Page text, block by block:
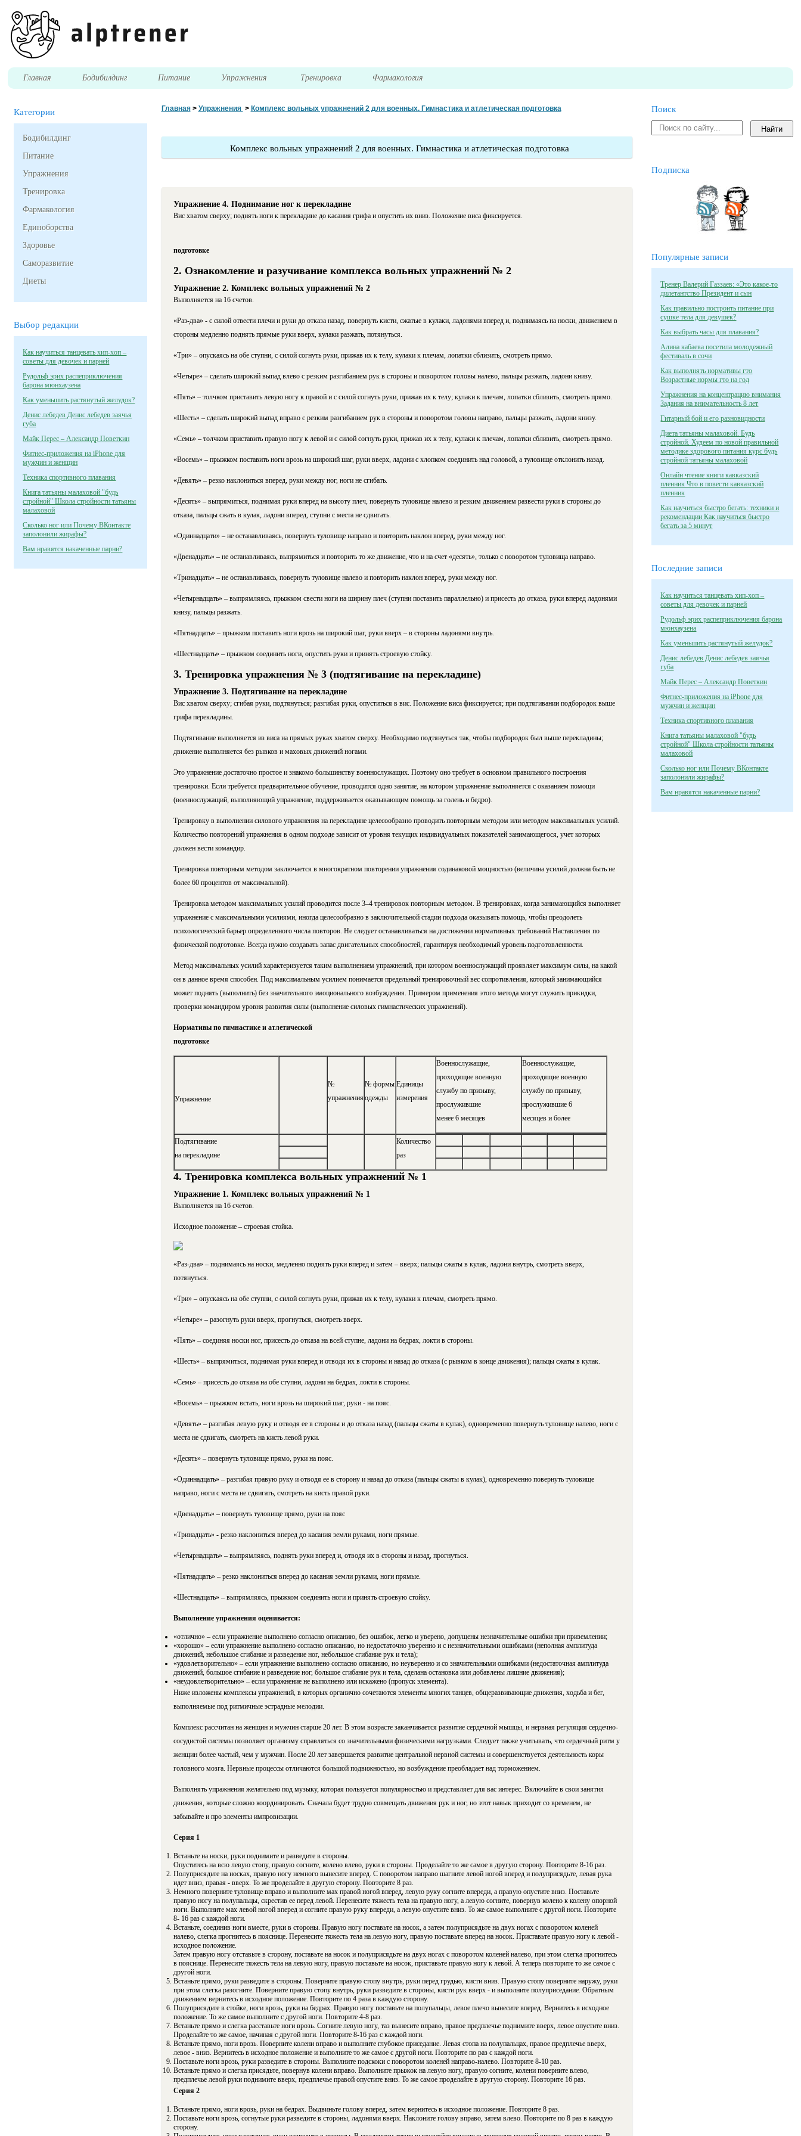
Главная Бодибилдинг Питание Упражнения Тренировка Фармакология
Категории
Бодибилдинг
Питание
Упражнения
Тренировка
Фармакология
Единоборства
Здоровье
Саморазвитие
Диеты
Выбор редакции
Как научиться танцевать хип-хоп –
советы для девочек и парней
Рудольф эрих распеприключения
барона мюнхаузена
Как уменьшить растянутый желудок?
Денис лебедев Денис лебедев заячья
губа
Майк Перес – Александр Поветкин
Фитнес-приложения на iPhone для
мужчин и женщин
Техника спортивного плавания
Книга татьяны малаховой "будь
стройной" Школа стройности татьяны
малаховой
Сколько ног или Почему ВКонтакте
заполонили жирафы?
Вам нравятся накаченные парни?
Главная> Упражнения > Комплекс вольных упражнений 2 для военных. Гимнастика и атлетическая подготовка
Комплекс вольных упражнений 2 для военных. Гимнастика и атлетическая подготовка
Упражнение 4. Поднимание ног к перекладине
Вис хватом сверху; поднять ноги к перекладине до касания грифа и опустить их вниз. Положение виса фиксируется.
подготовке
2. Ознакомление и разучивание комплекса вольных упражнений № 2
Упражнение 2. Комплекс вольных упражнений № 2
Выполняется на 16 счетов.
«Раз-два» - с силой отвести плечи и руки до отказа назад, повернуть кисти, сжатые в кулаки, ладонями вперед и, поднимаясь на носки, движением в
стороны медленно поднять прямые руки вверх, кулаки разжать, потянуться.
«Три» – опускаясь на обе ступни, с силой согнуть руки, прижав их к телу, кулаки к плечам, лопатки сблизить, смотреть прямо.
«Четыре» – сделать широкий выпад влево с резким разгибанием рук в стороны и поворотом головы налево, пальцы разжать, ладони книзу.
«Пять» – толчком приставить левую ногу к правой и с силой согнуть руки, прижав их к телу; кулаки к плечам, лопатки сблизить, смотреть прямо.
«Шесть» – сделать широкий выпад вправо с резким разгибанием рук в стороны и поворотом головы направо, пальцы разжать, ладони книзу.
«Семь» – толчком приставить правую ногу к левой и с силой согнуть руки, прижав их к телу, кулаки к плечам, лопатки сблизить, смотреть прямо.
«Восемь» – прыжком поставить ноги врозь на широкий шаг, руки вверх, ладони с хлопком соединить над головой, а туловище отклонить назад.
«Девять» – резко наклониться вперед, руки между ног, ноги не сгибать.
«Десять» – выпрямиться, поднимая руки вперед на высоту плеч, повернуть туловище налево и резким движением развести руки в стороны до
отказа, пальцы сжать в кулак, ладони вперед, ступни с места не сдвигать.
«Одиннадцати» – не останавливаясь, повернуть туловище направо и повторить наклон вперед, руки между ног.
«Двенадцать» – не останавливаясь, выпрямиться и повторить то же движение, что и на счет «десять», только с поворотом туловища направо.
«Тринадцать» – не останавливаясь, повернуть туловище налево и повторить наклон вперед, руки между ног.
«Четырнадцать» – выпрямляясь, прыжком свести ноги на ширину плеч (ступни поставить параллельно) и присесть до отказа, руки вперед ладонями
книзу, пальцы разжать.
«Пятнадцать» – прыжком поставить ноги врозь на широкий шаг, руки вверх – в стороны ладонями внутрь.
«Шестнадцать» – прыжком соединить ноги, опустить руки и принять строевую стойку.
3. Тренировка упражнения № 3 (подтягивание на перекладине)
Упражнение 3. Подтягивание на перекладине
Вис хватом сверху; сгибая руки, подтянуться; разгибая руки, опуститься в вис. Положение виса фиксируется; при подтягивании подбородок выше
грифа перекладины.
Подтягивание выполняется из виса на прямых руках хватом сверху. Необходимо подтянуться так, чтобы подбородок был выше перекладины;
движение выполняется без рывков и маховых движений ногами.
Это упражнение достаточно простое и знакомо большинству военнослужащих. Поэтому оно требует в основном правильного построения
тренировки. Если требуется предварительное обучение, проводится одно занятие, на котором упражнение выполняется с оказанием помощи
(военнослужащий, выполняющий упражнение, поддерживается оказывающим помощь за голень и бедро).
Тренировку в выполнении силового упражнения на перекладине целесообразно проводить повторным методом или методом максимальных усилий.
Количество повторений упражнения в одном подходе зависит от уровня текущих индивидуальных показателей занимающегося, учет которых
должен вести командир.
Тренировка повторным методом заключается в многократном повторении упражнения содинаковой мощностью (величина усилий должна быть не
более 60 процентов от максимальной).
Тренировка методом максимальных усилий проводится после 3–4 тренировок повторным методом. В тренировках, когда занимающийся выполняет
упражнение с максимальными усилиями, иногда целесообразно в заключительной стадии подхода оказывать помощь, чтобы преодолеть
психологический барьер определенного числа повторов. Не следует останавливаться на достижении нормативных требований Наставления по
физической подготовке. Всегда нужно создавать запас двигательных способностей, гарантируя необходимый уровень подготовленности.
Метод максимальных усилий характеризуется таким выполнением упражнений, при котором военнослужащий проявляет максимум силы, на какой
он в данное время способен. Под максимальным усилием понимается предельный тренировочный вес сопротивления, который занимающийся
может поднять (выполнить) без значительного эмоционального возбуждения. Примером применения этого метода могут служить прикидки,
проверки командиром уровня развития силы (выполнение силовых гимнастических упражнений).
Нормативы по гимнастике и атлетической
подготовке
Упражнение
№
упражнения
№ формы
одежды
Единицы
измерения
Военнослужащие,
проходящие военную
службу по призыву,
прослужившие
менее 6 месяцев
Военнослужащие,
проходящие военную
службу по призыву,
прослужившие 6
месяцев и более
Подтягивание
на перекладине
Количество
раз
4. Тренировка комплекса вольных упражнений № 1
Упражнение 1. Комплекс вольных упражнений № 1
Выполняется на 16 счетов.
Исходное положение – строевая стойка.
«Раз-два» – поднимаясь на носки, медленно поднять руки вперед и затем – вверх; пальцы сжаты в кулак, ладони внутрь, смотреть вверх,
потянуться.
«Три» – опускаясь на обе ступни, с силой согнуть руки, прижав их к телу, кулаки к плечам, смотреть прямо.
«Четыре» – разогнуть руки вверх, прогнуться, смотреть вверх.
«Пять» – соединяя носки ног, присесть до отказа на всей ступне, ладони на бедрах, локти в стороны.
«Шесть» – выпрямиться, поднимая руки вперед и отводя их в стороны и назад до отказа (с рывком в конце движения); пальцы сжаты в кулак.
«Семь» – присесть до отказа на обе ступни, ладони на бедрах, локти в стороны.
«Восемь» – прыжком встать, ноги врозь на широкий шаг, руки - на пояс.
«Девять» – разгибая левую руку и отводя ее в стороны и до отказа назад (пальцы сжаты в кулак), одновременно повернуть туловище налево, ноги с
места не сдвигать, смотреть на кисть левой руки.
«Десять» – повернуть туловище прямо, руки на пояс.
«Одиннадцать» – разгибая правую руку и отводя ее в сторону и назад до отказа (пальцы сжаты в кулак), одновременно повернуть туловище
направо, ноги с места не сдвигать, смотреть на кисть правой руки.
«Двенадцать» – повернуть туловище прямо, руки на пояс
«Тринадцать» - резко наклониться вперед до касания земли руками, ноги прямые.
«Четырнадцать» – выпрямляясь, поднять руки вперед и, отводя их в стороны и назад, прогнуться.
«Пятнадцать» – резко наклониться вперед до касания земли руками, ноги прямые.
«Шестнадцать» – выпрямляясь, прыжком соединить ноги и принять строевую стойку.
Выполнение упражнения оценивается:
«отлично» – если упражнение выполнено согласно описанию, без ошибок, легко и уверено, допущены незначительные ошибки при приземлении;
«хорошо» – если упражнение выполнено согласно описанию, но недостаточно уверенно и с незначительными ошибками (неполная амплитуда
движений, небольшое сгибание и разведение ног, небольшое сгибание рук и тела);
«удовлетворительно» – если упражнение выполнено согласно описанию, но неуверенно и со значительными ошибками (недостаточная амплитуда
движений, большое сгибание и разведение ног, большое сгибание рук и тела, сделана остановка или добавлены лишние движения);
«неудовлетворительно» – если упражнение не выполнено или искажено (пропуск элемента).
Ниже изложены комплексы упражнений, в которых органично сочетаются элементы многих танцев, общеразвивающие движения, ходьба и бег,
выполняемые под ритмичные эстрадные мелодии.
Комплекс рассчитан на женщин и мужчин старше 20 лет. В этом возрасте заканчивается развитие сердечной мышцы, и нервная регуляция сердечно-
сосудистой системы позволяет организму справляться со значительными физическими нагрузками. Следует также учитывать, что сердечный ритм у
женщин более частый, чем у мужчин. После 20 лет завершается развитие центральной нервной системы и совершенствуется деятельность коры
головного мозга. Нервные процессы отличаются большой подвижностью, но возбуждение преобладает над торможением.
Выполнять упражнения желательно под музыку, которая пользуется популярностью и представляет для вас интерес. Включайте в свои занятия
движения, которые сложно координировать. Сначала будет трудно совмещать движения рук и ног, но этот навык приходит со временем, не
забывайте и про элементы импровизации.
Серия 1
Встаньте на носки, руки поднимите и разведите в стороны.
Опуститесь на всю левую стопу, правую согните, колено влево, руки в стороны. Проделайте то же самое в другую сторону. Повторите 8-16 раз.
Полуприсядьте на носках, правую ногу немного вынесите вперед. С поворотом направо шагните левой ногой вперед и полуприсядьте, левая рука
идет вниз, правая - вверх. То же проделайте в другую сторону. Повторите 8 раз.
Немного поверните туловище вправо и выполните мах правой ногой вперед, левую руку согните впереди, а правую опустите вниз. Поставьте
правую ногу на полупальцы, скрестив ее перед левой. Перенесите тяжесть тела на правую ногу, а левую согните, повернув колено к колену опорной
ноги. Выполните мах левой ногой вперед и согните правую руку впереди, а левую опустите вниз. То же самое выполните с другой ноги. Повторите
8- 16 раз с каждой ноги.
Встаньте, соединив ноги вместе, руки в стороны. Правую ногу поставьте на носок, а затем полуприсядьте на двух ногах с поворотом коленей
налево, слегка прогнитесь в пояснице. Перенесите тяжесть тела на левую ногу, правую поставьте вперед на носок. Приставьте правую ногу к левой -
исходное положение.
Затем правую ногу отставьте в сторону, поставьте на носок и полуприсядьте на двух ногах с поворотом коленей налево, при этом слегка прогнитесь
в пояснице. Перенесите тяжесть тела на левую ногу, правую поставьте на носок, приставьте правую ногу к левой. А теперь повторите то же самое с
другой ноги.
Встаньте прямо, руки разведите в стороны. Поверните правую стопу внутрь, руки перед грудью, кисти вниз. Правую стопу поверните наружу, руки
при этом слегка разогните. Поверните правую стопу внутрь, руки разведите в стороны, кисти рук вверх - и выполните полуприседание. Обратным
движением вернитесь в исходное положение. Повторите по 4 раза в каждую сторону.
Полуприсядьте в стойке, ноги врозь, руки на бедрах. Правую ногу поставьте на полупальцы, левое плечо вынесите вперед. Вернитесь в исходное
положение. То же самое выполните с другой ноги. Повторите 4-8 раз.
Встаньте прямо и слегка расставьте ноги врозь. Согните левую ногу, таз вынесите вправо, правое предплечье поднимите вверх, левое опустите вниз.
Проделайте то же самое, начиная с другой ноги. Повторите 8-16 раз с каждой ноги.
Встаньте прямо, ноги врозь. Поверните колени вправо и выполните глубокое приседание. Левая стопа на полупальцах, правое предплечье вверх,
левое - вниз. Вернитесь в исходное положение и выполните то же самое с другой ноги. Повторите по раз с каждой ноги.
Поставьте ноги врозь, руки разведите в стороны. Выполните подскоки с поворотом коленей направо-налево. Повторите 8-10 раз.
Встаньте прямо и слегка присядьте, повернув колени вправо. Выполните прыжок на левую ногу, правую согните, колени поверните влево,
предплечье левой руки поднимите вверх, предплечье правой опустите вниз. То же самое проделайте в другую сторону. Повторите 16 раз.
Серия 2
Встаньте прямо, ноги врозь, руки на бедрах. Выдвиньте голову вперед, затем вернитесь в исходное положение. Повторите 8 раз.
Поставьте ноги врозь, согнутые руки разведите в стороны, ладонями вверх. Наклоните голову вправо, затем влево. Повторите по 8 раз в каждую
сторону.
Поиск
Подписка
Популярные записи
Тренер Валерий Газзаев: «Это какое-то
дилетантство Президент и сын
Как правильно построить питание при
сушке тела для девушек?
Как выбрать часы для плавания?
Алина кабаева посетила молодежный
фестиваль в сочи
Как выполнять нормативы гто
Возрастные нормы гто на год
Упражнения на концентрацию внимания
Задания на внимательность 8 лет
Гитарный бой и его разновидности
Диета татьяны малаховой. Будь
стройной. Худеем по новой правильной
методике здорового питания курс будь
стройной татьяны малаховой
Онлайн чтение книги кавказский
пленник Что в повести кавказский
пленник
Как научиться быстро бегать: техники и
рекомендации Как научиться быстро
бегать за 5 минут
Последние записи
Как научиться танцевать хип-хоп –
советы для девочек и парней
Рудольф эрих распеприключения барона
мюнхаузена
Как уменьшить растянутый желудок?
Денис лебедев Денис лебедев заячья
губа
Майк Перес – Александр Поветкин
Фитнес-приложения на iPhone для
мужчин и женщин
Техника спортивного плавания
Книга татьяны малаховой "будь
стройной" Школа стройности татьяны
малаховой
Сколько ног или Почему ВКонтакте
заполонили жирафы?
Вам нравятся накаченные парни?